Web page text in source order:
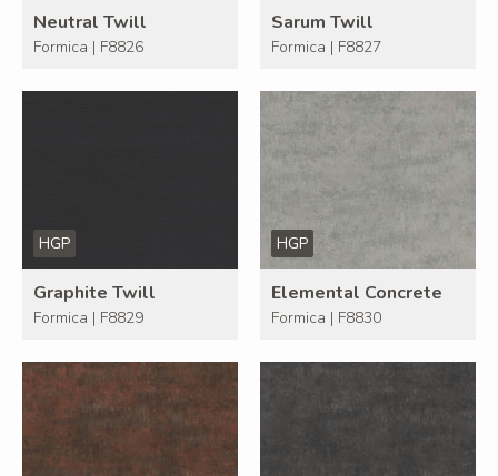
Neutral Twill
Formica | F8826
Sarum Twill
Formica | F8827
HGP
Graphite Twill
Formica | F8829
HGP
Elemental Concrete
Formica | F8830